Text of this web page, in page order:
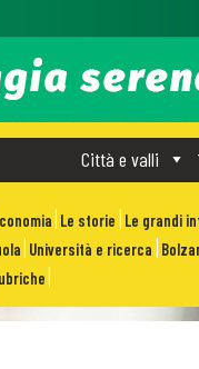
Città e valli
Le storie Le grandi
Università e ricerca